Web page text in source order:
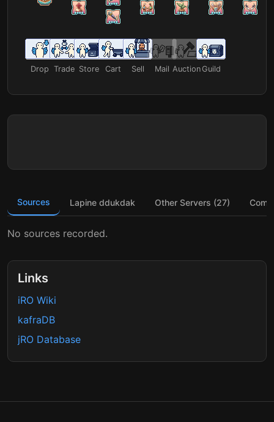
Drop Trade Store Cart Sell Mail AuctionGuild
Sources Lapine ddukdak Other Servers (27)
No sources recorded.
Links
iRO Wiki
kafraDB
jRO Database